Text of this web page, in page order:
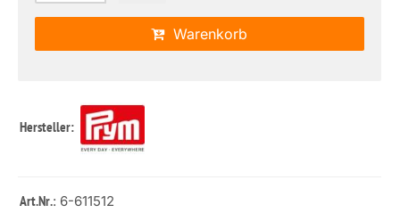
Warenkorb
Hersteller:
Art.Nr.: 6-611512